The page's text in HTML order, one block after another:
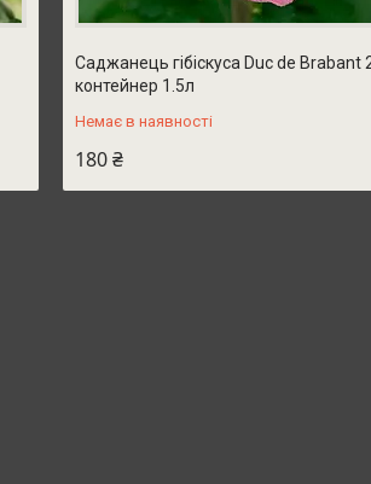
Саджанець гібіскуса Duc de Brabant 2
контейнер 1.5л
Немає в наявності
180 ₴